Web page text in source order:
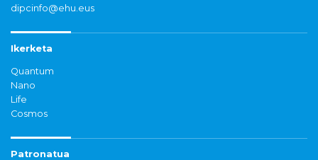
dipcinfo@ehu.eus
Ikerketa
Quantum
Nano
Life
Cosmos
Patronatua